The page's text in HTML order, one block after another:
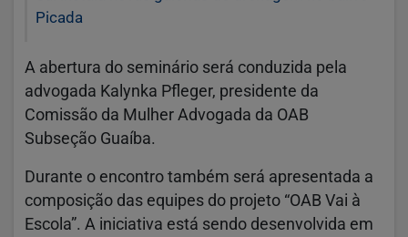
Picada
A abertura do seminário será conduzida pela
advogada Kalynka Pfleger, presidente da
Comissão da Mulher Advogada da OAB
Subseção Guaíba.
Durante o encontro também será apresentada a
composição das equipes do projeto “OAB Vai à
Escola”. A iniciativa está sendo desenvolvida em